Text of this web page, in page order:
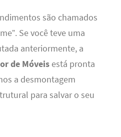
são chamados
Se você teve uma
anteriormente, a
de Móveisestá pronta
a desmontagem
para salvar o seu